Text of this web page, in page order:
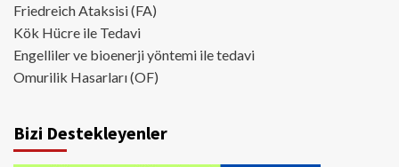
Friedreich Ataksisi (FA)
Kök Hücre ile Tedavi
Engelliler ve bioenerji yöntemi ile tedavi
Omurilik Hasarları (OF)
Bizi Destekleyenler